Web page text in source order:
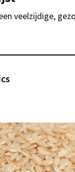
veelzijdige,